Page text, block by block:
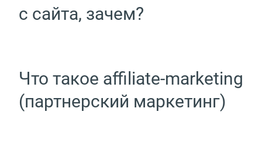
с сайта, зачем?
Что такое affiliate-marketing
(партнерский маркетинг)